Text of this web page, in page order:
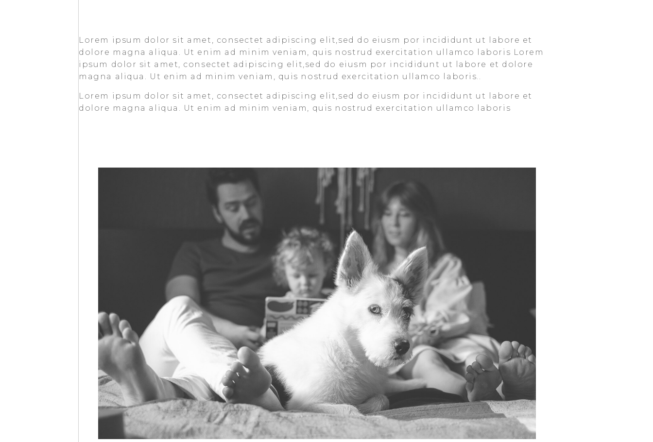
Lorem ipsum dolor sit amet, consectet adipiscing elit,sed do eiusm por incididunt ut labore et
dolore magna aliqua. Ut enim ad minim veniam, quis nostrud exercitation ullamco laboris Lorem
ipsum dolor sit amet, consectet adipiscing elit,sed do eiusm por incididunt ut labore et dolore
magna aliqua. Ut enim ad minim veniam, quis nostrud exercitation ullamco laboris..
Lorem ipsum dolor sit amet, consectet adipiscing elit,sed do eiusm por incididunt ut labore et
dolore magna aliqua. Ut enim ad minim veniam, quis nostrud exercitation ullamco laboris